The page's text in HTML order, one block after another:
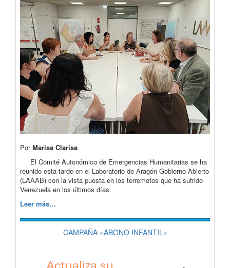
PorMarisa Clarisa
El Comité Autonómico de Emergencias Humanitarias se ha
reunido esta tarde en el Laboratorio de Aragón Gobierno Abierto
(LAAAB) con la vista puesta en los terremotos que ha sufrido
Venezuela en los últimos días.
Leer más…
CAMPAÑA «ABONO INFANTIL»